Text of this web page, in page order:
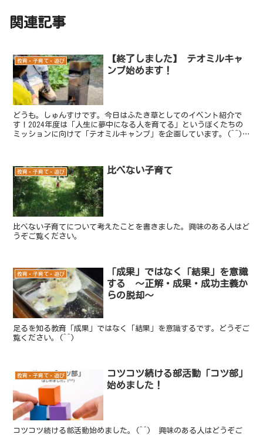
関連記事
教育・子育て・遊び
【終了しました】 テオミルキャ
ンプ始めます！
どうも。しゅんすけです。今日はふたき草としてのイベント紹介で
す！2024年度は「人生に夢中になる人を育てる」というぼくたちの
ミッションに向けて「テオミルキャンプ」を企画しています。(^^)@
教育・子育て・遊び 比べない子育て
比べない子育てについて考えたことを書きました。興味のある人はど
うぞご覧ください。
教育・子育て・遊び
「成果」ではなく「結果」を意識
する ～正解・成果・成功主義か
らの脱却～
足るを知る教育「成果」ではなく「結果」を意識するです。どうぞご
覧ください。(^^)
教育・子育て・遊び
コツコツ続ける部活動「コツ部」
始めました！
コツコツ続ける部活動始めました。(^^) 興味のある人はどうぞご